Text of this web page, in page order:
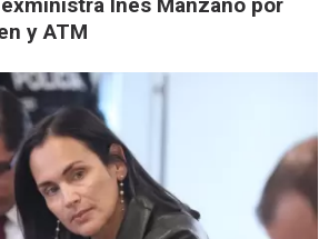
Inés Manzano por
y ATM